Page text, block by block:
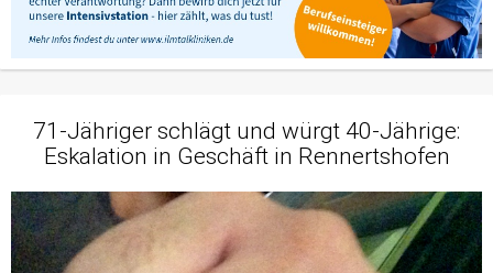
71-Jähriger schlägt und würgt 40-Jährige:
Eskalation in Geschäft in Rennertshofen